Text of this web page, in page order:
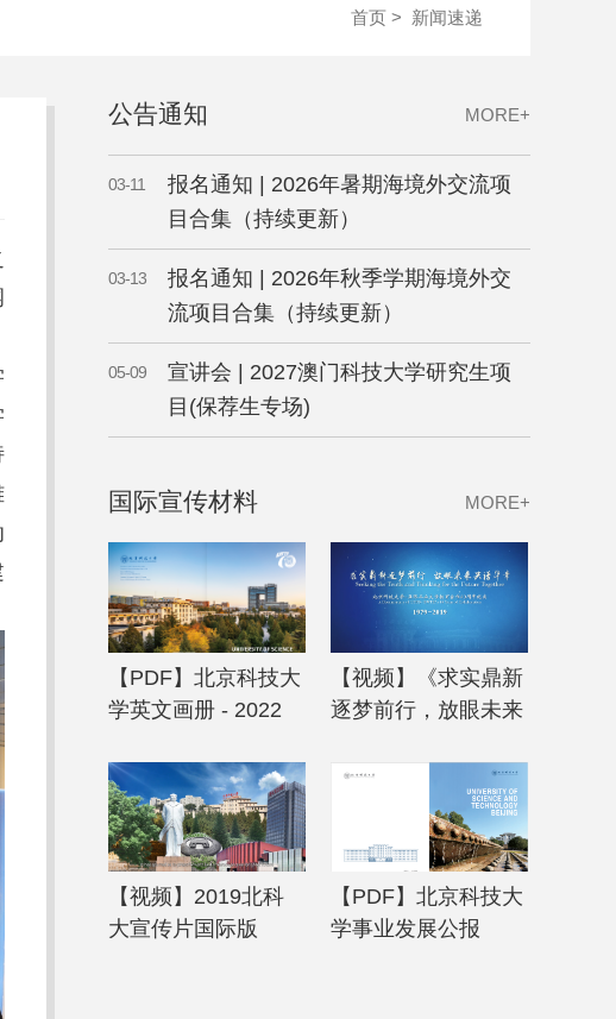
首页 > 新闻速递
MORE+
公告通知
03-11
报名通知 | 2026年暑期海境外交流项
目合集（持续更新）
03-13
报名通知 | 2026年秋季学期海境外交
流项目合集（持续更新）
05-09
宣讲会 | 2027澳门科技大学研究生项
目(保荐生专场)
MORE+
国际宣传材料
【PDF】北京科技大
学英文画册 - 2022
【视频】《求实鼎新
逐梦前行，放眼未来
科技大学-亚琛工业
大学教育合作40周年
【视频】2019北科
大宣传片国际版
【PDF】北京科技大
学事业发展公报